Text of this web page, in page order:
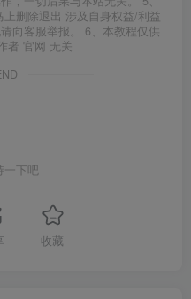
删除退出 涉及自身权益/利益
向客服举报。 6、本教程仅供
者 官网 无关
一下吧
收藏